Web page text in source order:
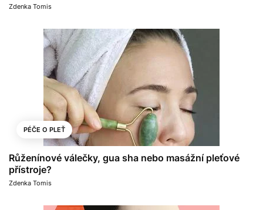
Zdenka Tomis
PÉČE O PLEŤ
Růženínové válečky, gua sha nebo masážní pleťové
přístroje?
Zdenka Tomis